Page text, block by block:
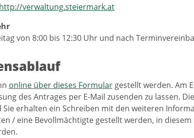
http://verwaltung.steiermark.at
von 8:00 bis 12:30 Uhr und nach
online über dieses Formulargestellt werden. Am
des Antrages per E-Mail zusenden zu lassen.
erhalten ein Schreiben mit den weiteren
/ eine Bevollmächtigte gestellt werden, in